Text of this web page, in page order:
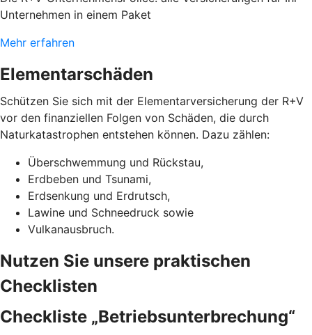
Unternehmen in einem Paket
Mehr erfahren
Elementarschäden
Schützen Sie sich mit der Elementarversicherung der R+V
vor den finanziellen Folgen von Schäden, die durch
Naturkatastrophen entstehen können. Dazu zählen:
Überschwemmung und Rückstau,
Erdbeben und Tsunami,
Erdsenkung und Erdrutsch,
Lawine und Schneedruck sowie
Vulkanausbruch.
Nutzen Sie unsere praktischen
Checklisten
Checkliste „Betriebsunterbrechung“